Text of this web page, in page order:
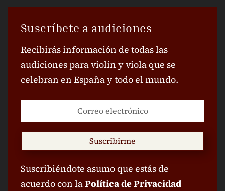
Suscríbete a audiciones
Recibirás información de todas las
audiciones para violín y viola que se
celebran en España y todo el mundo.
Suscribirme
Suscribiéndote asumo que estás de
acuerdo con laPolítica de Privacidad